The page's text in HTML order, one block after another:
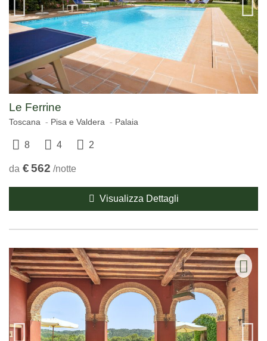
Le Ferrine
Toscana Pisa e Valdera Palaia
8 4 2
da €562 /notte
Visualizza Dettagli